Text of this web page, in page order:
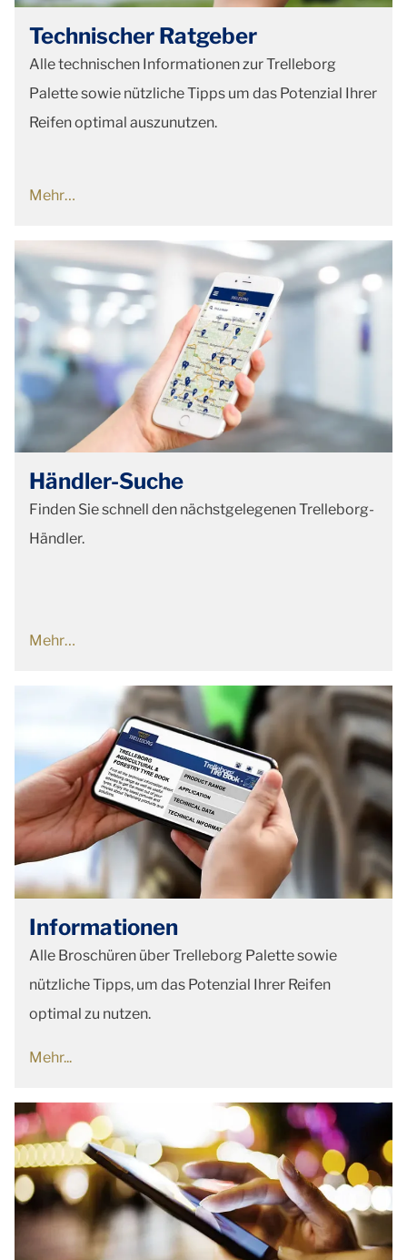
Technischer Ratgeber
Alle technischen Informationen zur Trelleborg
Palette sowie nützliche Tipps um das Potenzial Ihrer
Reifen optimal auszunutzen.
Mehr…
Händler-Suche
Finden Sie schnell den nächstgelegenen Trelleborg-
Händler.
Mehr…
Informationen
Alle Broschüren über Trelleborg Palette sowie
nützliche Tipps, um das Potenzial Ihrer Reifen
optimal zu nutzen.
Mehr...